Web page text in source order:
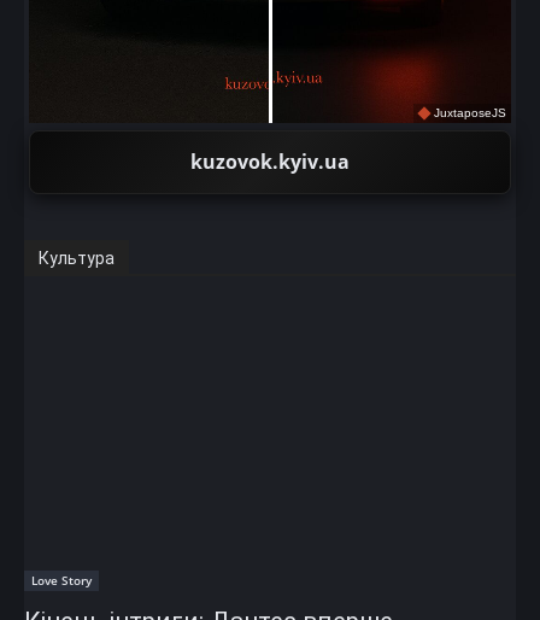
JuxtaposeJS
kuzovok.kyiv.ua
Культура
Love Story